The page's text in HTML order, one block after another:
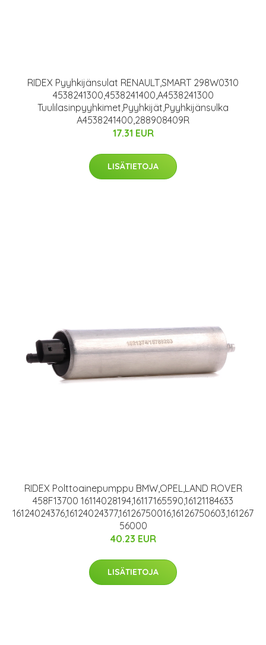
RIDEX Pyyhkijänsulat RENAULT,SMART 298W0310
4538241300,4538241400,A4538241300
Tuulilasinpyyhkimet,Pyyhkijät,Pyyhkijänsulka
A4538241400,288908409R
17.31 EUR
LISÄTIETOJA
RIDEX Polttoainepumppu BMW,OPEL,LAND ROVER
458F13700 16114028194,16117165590,16121184633
16124024376,16124024377,16126750016,16126750603,161267
56000
40.23 EUR
LISÄTIETOJA